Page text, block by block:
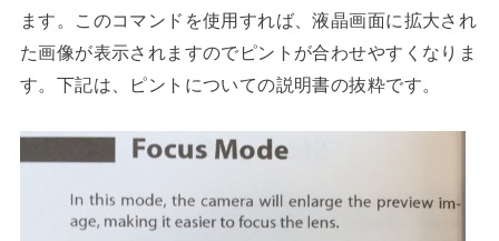
ます。このコマンドを使用すれば、液晶画面に拡大され
た画像が表示されますのでピントが合わせやすくなりま
す。下記は、ピントについての説明書の抜粋です。